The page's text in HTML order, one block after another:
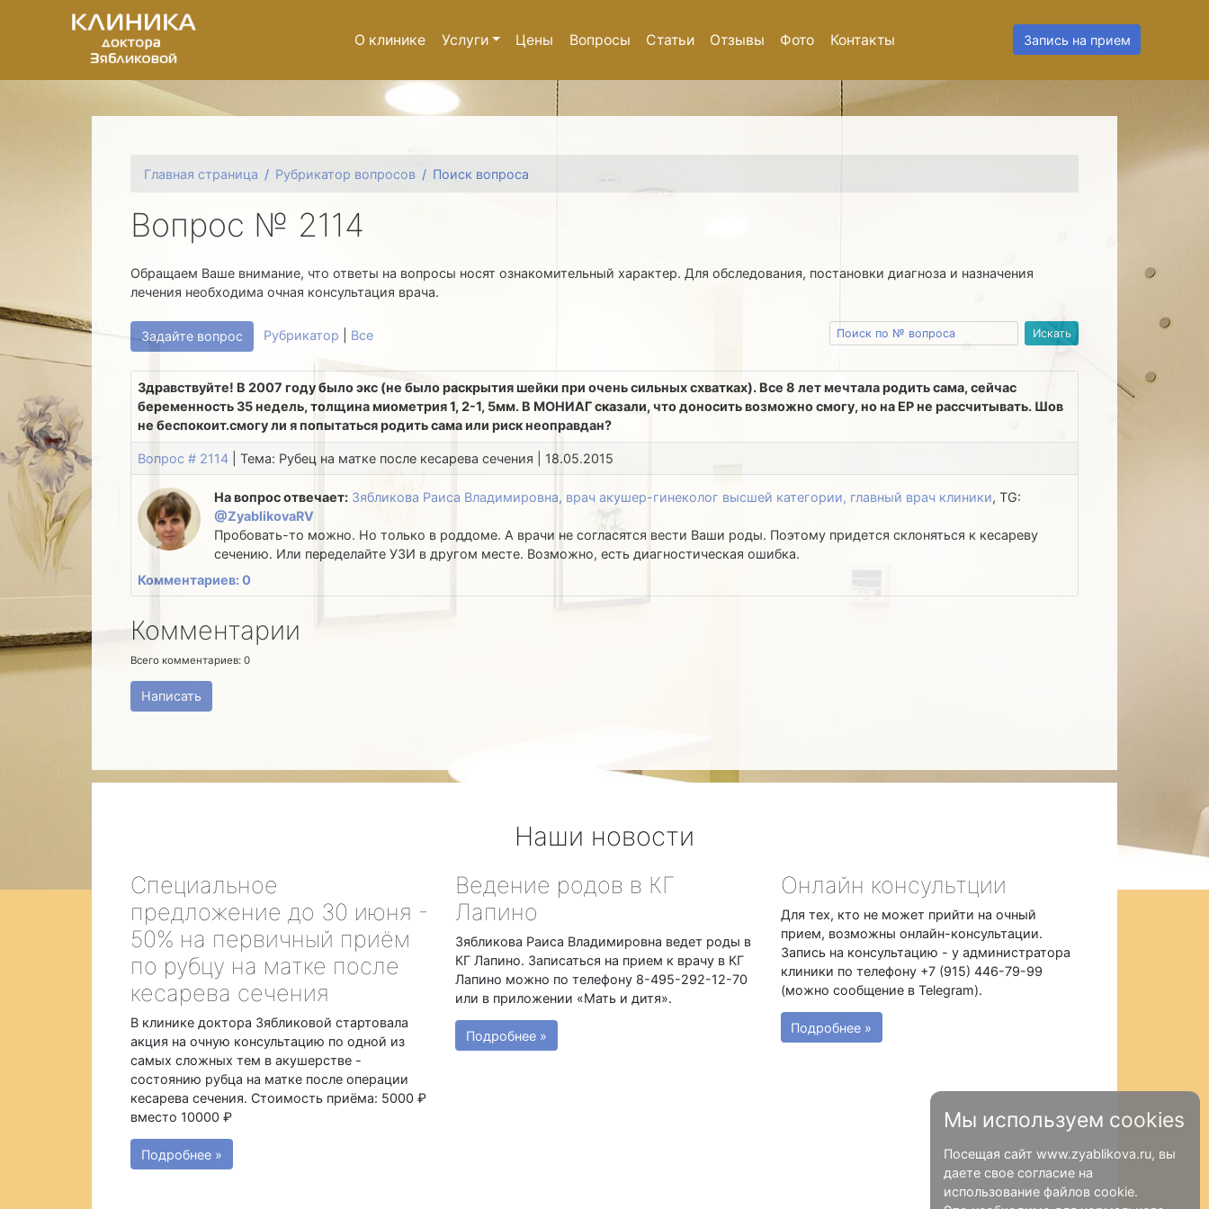
О клинике Услуги Цены Вопросы Статьи Отзывы Фото Контакты Запись на прием
Главная страница Рубрикатор вопросов Поиск вопроса
Вопрос № 2114
Обращаем Ваше внимание, что ответы на вопросы носят ознакомительный характер. Для обследования, постановки диагноза и назначения
лечения необходима очная консультация врача.
Задайте вопрос Рубрикатор Все
Здравствуйте! В 2007 году было экс (не было раскрытия шейки при очень сильных схватках). Все 8 лет мечтала родить сама, сейчас
беременность 35 недель, толщина миометрия 1, 2-1, 5мм. В МОНИАГ сказали, что доносить возможно смогу, но на ЕР не рассчитывать. Шов
не беспокоит.смогу ли я попытаться родить сама или риск неоправдан?
Вопрос # 2114 | Тема: Рубец на матке после кесарева сечения | 18.05.2015
На вопрос отвечает: Зябликова Раиса Владимировна, врач акушер-гинеколог высшей категории, главный врач клиники, TG:
@ZyablikovaRV
Пробовать-то можно. Но только в роддоме. А врачи не согласятся вести Ваши роды. Поэтому придется склоняться к кесареву
сечению. Или переделайте УЗИ в другом месте. Возможно, есть диагностическая ошибка.
Комментариев: 0
Комментарии
Всего комментариев:0
Написать
Наши новости
Специальное
предложение до 30 июня -
50% на первичный приём
по рубцу на матке после
кесарева сечения
В клинике доктора Зябликовой стартовала
акция на очную консультацию по одной из
самых сложных тем в акушерстве -
состоянию рубца на матке после операции
кесарева сечения. Стоимость приёма: 5000 ₽
вместо 10000 ₽
Подробнее »
Ведение родов в КГ
Лапино
Зябликова Раиса Владимировна ведет роды в
КГ Лапино. Записаться на прием к врачу в КГ
Лапино можно по телефону 8-495-292-12-70
или в приложении «Мать и дитя».
Подробнее »
Онлайн консультции
Для тех, кто не может прийти на очный
прием, возможны онлайн-консультации.
Запись на консультацию - у администратора
клиники по телефону +7 (915) 446-79-99
(можно сообщение в Telegram).
Подробнее »
Мы используем cookies
Посещая сайт www.zyablikova.ru, вы
даете свое согласие на
использование файлов cookie.